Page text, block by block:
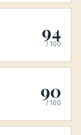
94
/ 100
90
/ 100